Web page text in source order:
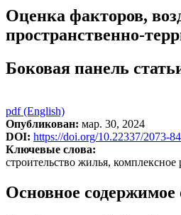
Оценка факторов,
пространственно-
Боковая панель
pdf (English)
Опубликован: мар. 30, 2024
DOI: https://doi.org/10.22337/2073-
Ключевые слова:
строительство жилья,
Основное содержимое